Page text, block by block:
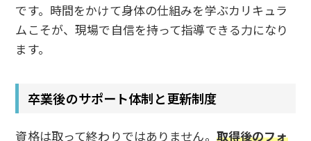
です。時間をかけて身体の仕組みを学ぶカリキュラ
ムこそが、現場で自信を持って指導できる力になり
ます。
卒業後のサポート体制と更新制度
資格は取って終わりではありません。 取得後のフォ